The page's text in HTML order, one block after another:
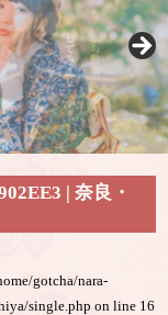
| 奈良・
gotcha/nara-
single.php on line 16